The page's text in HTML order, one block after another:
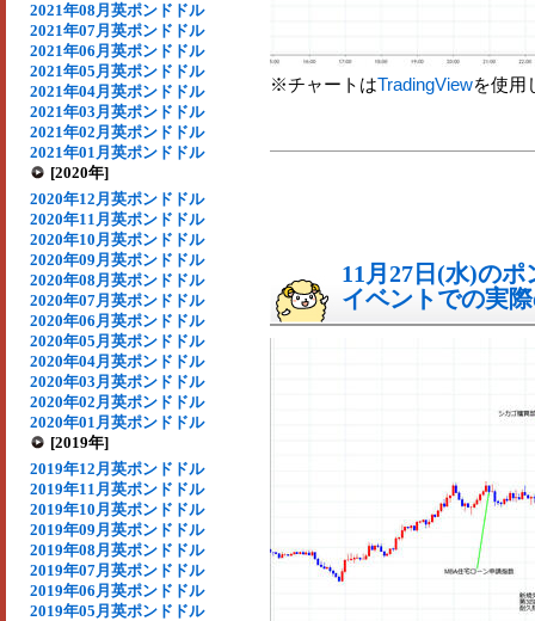
2021年08月英ポンドドル
2021年07月英ポンドドル
2021年06月英ポンドドル
2021年05月英ポンドドル
2021年04月英ポンドドル
2021年03月英ポンドドル
2021年02月英ポンドドル
2021年01月英ポンドドル
[2020年]
2020年12月英ポンドドル
2020年11月英ポンドドル
2020年10月英ポンドドル
2020年09月英ポンドドル
2020年08月英ポンドドル
2020年07月英ポンドドル
2020年06月英ポンドドル
2020年05月英ポンドドル
2020年04月英ポンドドル
2020年03月英ポンドドル
2020年02月英ポンドドル
2020年01月英ポンドドル
[2019年]
2019年12月英ポンドドル
2019年11月英ポンドドル
2019年10月英ポンドドル
2019年09月英ポンドドル
2019年08月英ポンドドル
2019年07月英ポンドドル
2019年06月英ポンドドル
2019年05月英ポンドドル
※チャートはTradingViewを使用
11月27日(水)の
イベントでの実